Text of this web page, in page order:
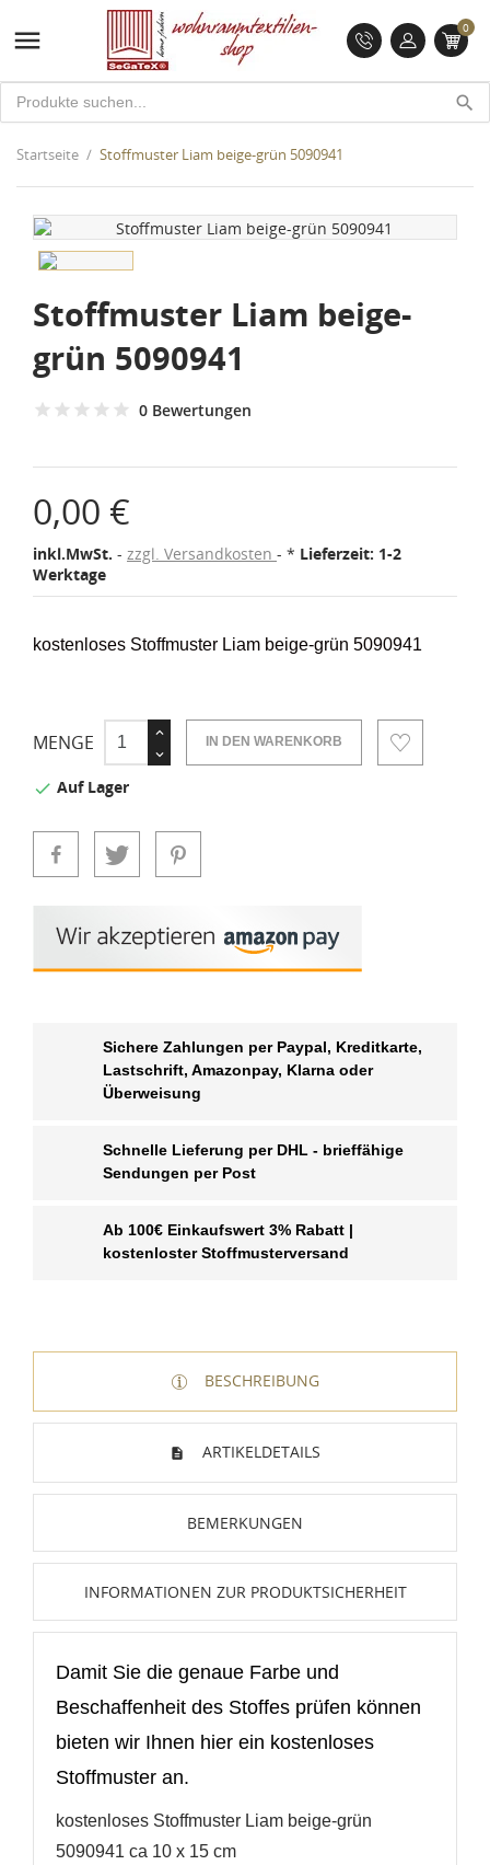
 0
search
Startseite Stoffmuster Liam beige-grün 5090941
Stoffmuster Liam beige-
grün 5090941
0 Bewertungen
0,00 €
inkl.MwSt. zzgl. Versandkosten * Lieferzeit: 1-2
Werktage
kostenloses Stoffmuster Liam beige-grün 5090941
MENGE IN DEN WARENKORB
 Auf Lager
Sichere Zahlungen per Paypal, Kreditkarte,
Lastschrift, Amazonpay, Klarna oder
Überweisung
Schnelle Lieferung per DHL - brieffähige
Sendungen per Post
Ab 100€ Einkaufswert 3% Rabatt |
kostenloster Stoffmusterversand
BESCHREIBUNG
ARTIKELDETAILS
BEMERKUNGEN
INFORMATIONEN ZUR PRODUKTSICHERHEIT
Damit Sie die genaue Farbe und
Beschaffenheit des Stoffes prüfen können
bieten wir Ihnen hier ein kostenloses
Stoffmuster an.
kostenloses Stoffmuster Liam beige-grün
5090941 ca 10 x 15 cm
AUF MEINE WUNSCHLISTE
add_circle_outline Neue Liste anlegen
WUNSCHLISTE ERSTELLEN
Wunschliste
erstellen
ANMELDEN
Sie müssen angemeldet sein, um Artikel Ihrer